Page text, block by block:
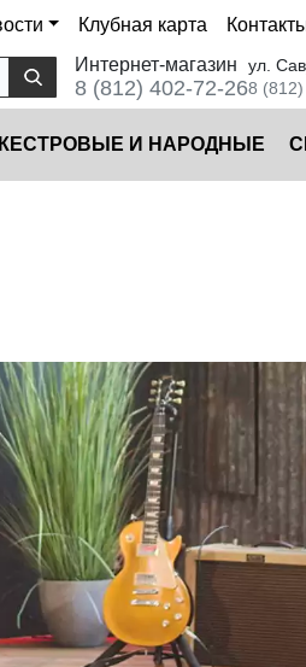
Клубная карта
Интернет-магазин
8 (812) 402-72-26
ул.
8
И НАРОДНЫЕ